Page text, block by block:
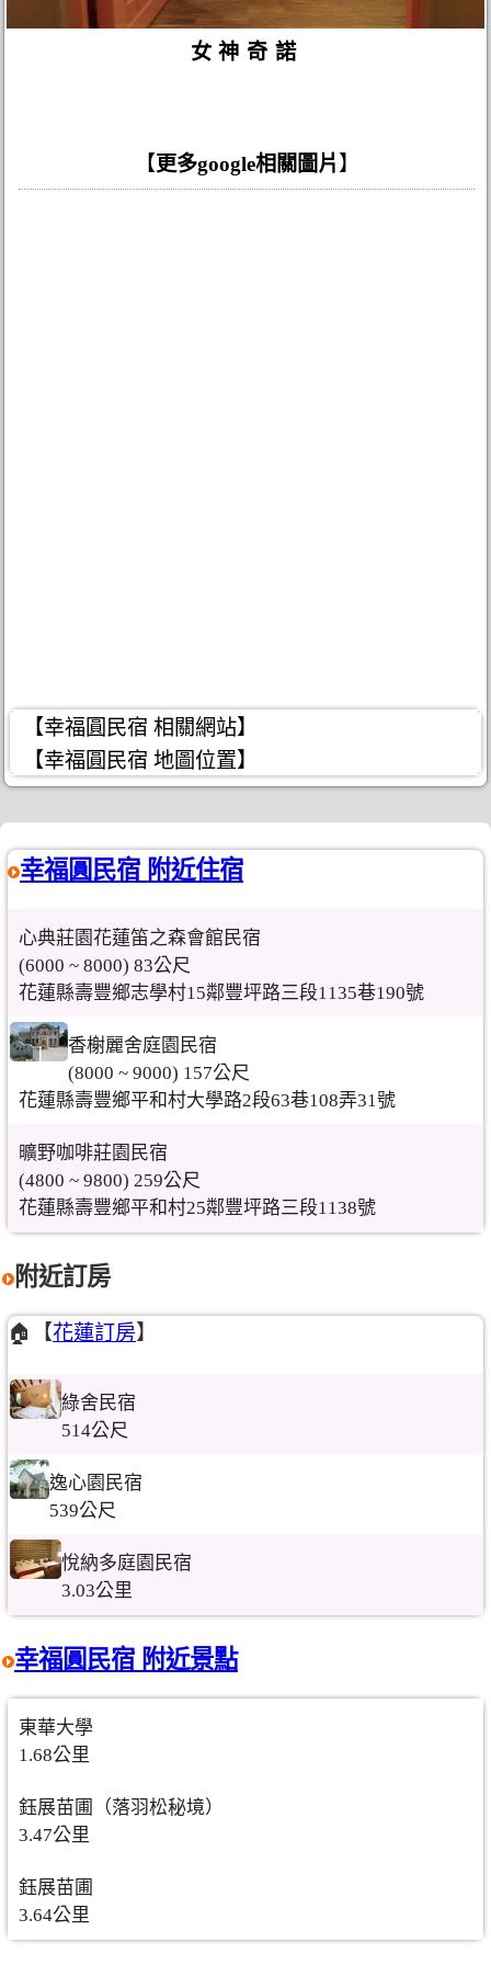
女神奇諾
【更多google相關圖片】
【幸福圓民宿 相關網站】
【幸福圓民宿 地圖位置】
幸福圓民宿 附近住宿
心典莊園花蓮笛之森會館民宿
(6000 ~ 8000) 83公尺
花蓮縣壽豐鄉志學村15鄰豐坪路三段1135巷190號
香榭麗舍庭園民宿
(8000 ~ 9000) 157公尺
花蓮縣壽豐鄉平和村大學路2段63巷108弄31號
曠野咖啡莊園民宿
(4800 ~ 9800) 259公尺
花蓮縣壽豐鄉平和村25鄰豐坪路三段1138號
附近訂房
🏠【花蓮訂房】
綠舍民宿
514公尺
逸心園民宿
539公尺
悅納多庭園民宿
3.03公里
幸福圓民宿 附近景點
東華大學
1.68公里
鈺展苗圃（落羽松秘境）
3.47公里
鈺展苗圃
3.64公里